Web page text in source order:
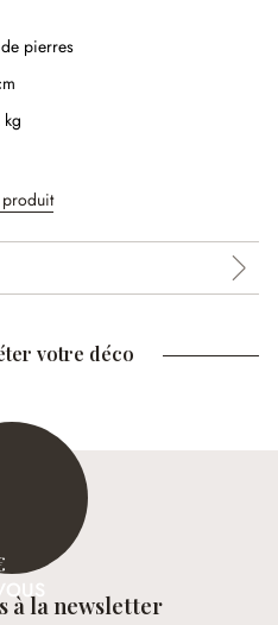
pierres
kg
produit
votre déco
à la newsletter